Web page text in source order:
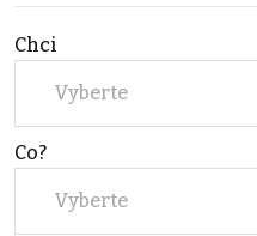
Chci
Vyberte
Co?
Vyberte